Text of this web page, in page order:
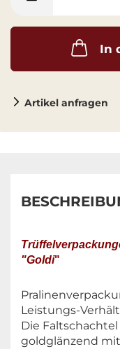
In
Artikel anfragen
"Goldi"
Leistungs-
Die
goldglänzend